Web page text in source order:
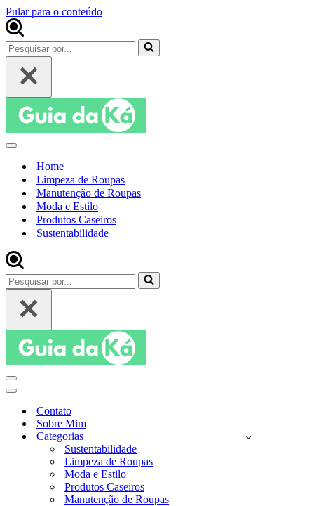
Pular para o conteúdo
Pesquisar
por...
Menu
navegação
Home
Limpeza de Roupas
Manutenção de Roupas
Moda e Estilo
Produtos Caseiros
Sustentabilidade
Pesquisar
por...
Menu
de
Menu
navegaçãoContato
Sobre Mim
Categorias
Sustentabilidade
Limpeza de Roupas
Moda e Estilo
Produtos Caseiros
Manutenção de Roupas